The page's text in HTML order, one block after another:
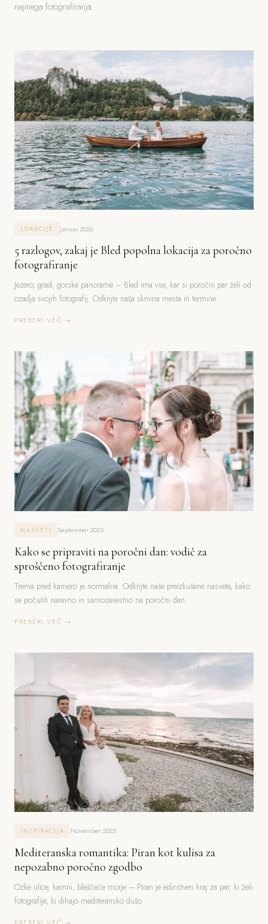
najinega fotografiranja.
LOKACIJE Januar 2026
5 razlogov, zakaj je Bled popolna lokacija za poročno
fotografiranje
Jezero, grad, gorske panorame – Bled ima vse, kar si poročni par želi od
ozadja svojih fotografij. Odkrijte naša skrivna mesta in termine.
PREBERI VEČ →
NASVETI September 2025
Kako se pripraviti na poročni dan: vodič za
sproščeno fotografiranje
Trema pred kamero je normalna. Odkrijte naše preizkušene nasvete, kako
se počutiti naravno in samozavestno na poročni dan.
PREBERI VEČ →
INSPIRACIJA November 2025
Mediteranska romantika: Piran kot kulisa za
nepozabno poročno zgodbo
Ozke ulice, kamni, bleščeče morje – Piran je edinstven kraj za par, ki želi
fotografije, ki dihajo mediteransko dušo.